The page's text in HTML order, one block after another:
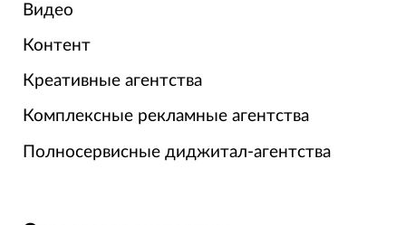
Видео
Контент
Креативные агентства
Комплексные рекламные агентства
Полносервисные диджитал-агентства